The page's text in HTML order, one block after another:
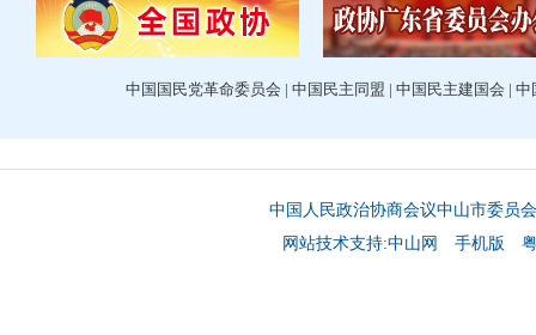
中国国民党革命委员会 | 中国民主同盟 | 中国民主建国会 | 中
中国人民政治协商会议中山市委员
网站技术支持:中山网
手机版